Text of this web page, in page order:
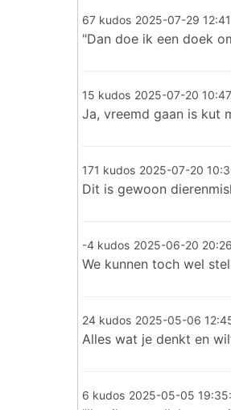
67 kudos 2025-07-29
"Dan doe ik een doek
15 kudos 2025-07-20
Ja, vreemd gaan is kut
171 kudos 2025-07-20
Dit is gewoon
-4 kudos 2025-06-20
We kunnen toch wel
24 kudos 2025-05-06
Alles wat je denkt en
6 kudos 2025-05-05